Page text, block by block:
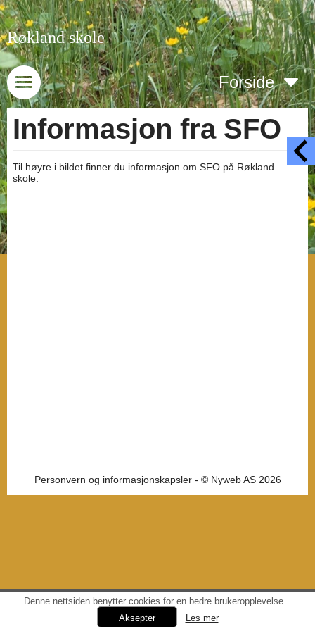
Røkland skole
Forside
Informasjon fra SFO
Til høyre i bildet finner du informasjon om SFO på Røkland
skole.
Personvern og informasjonskapsler- © Nyweb AS 2026
Denne nettsiden benytter cookies for en bedre brukeropplevelse.
Les mer